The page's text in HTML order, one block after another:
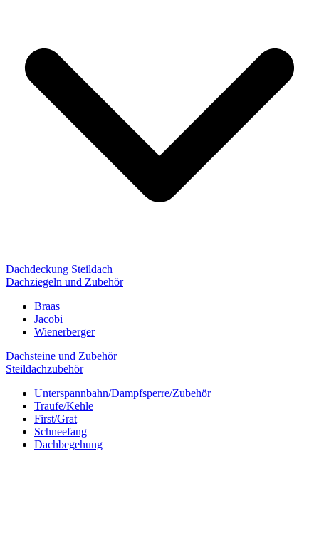
Dachdeckung Steildach
Dachziegeln und Zubehör
Braas
Jacobi
Wienerberger
Dachsteine und Zubehör
Steildachzubehör
Unterspannbahn/Dampfsperre/Zubehör
Traufe/Kehle
First/Grat
Schneefang
Dachbegehung